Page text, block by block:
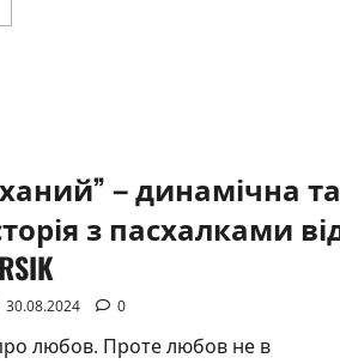
– динамічна та
з пасхалками
30.08.2024 0
любов. Проте любов не в